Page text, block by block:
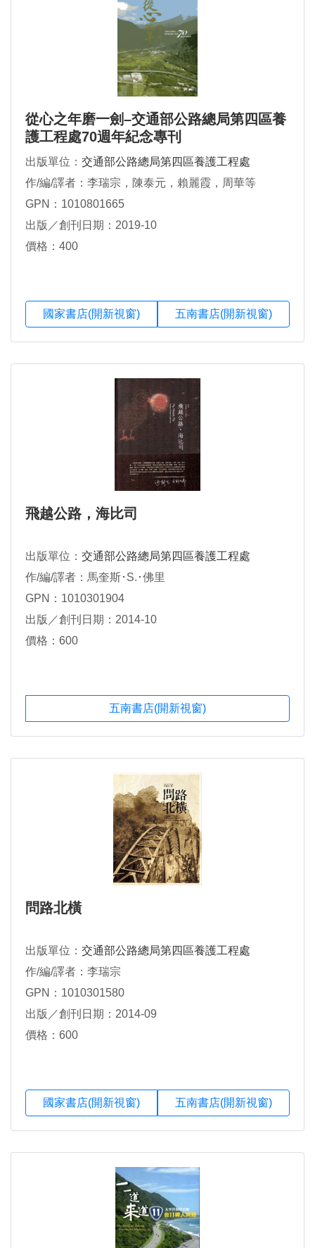
從心之年磨一劍–交通部公路總局第四區養
護工程處70週年紀念專刊
出版單位： 交通部公路總局第四區養護工程處
作/編/譯者：李瑞宗，陳泰元，賴麗霞，周華等
GPN：1010801665
出版／創刊日期：2019-10
價格：400
國家書店(開新視窗) 五南書店(開新視窗)
飛越公路，海比司
出版單位： 交通部公路總局第四區養護工程處
作/編/譯者：馬奎斯･S.･佛里
GPN：1010301904
出版／創刊日期：2014-10
價格：600
五南書店(開新視窗)
問路北橫
出版單位： 交通部公路總局第四區養護工程處
作/編/譯者：李瑞宗
GPN：1010301580
出版／創刊日期：2014-09
價格：600
國家書店(開新視窗) 五南書店(開新視窗)